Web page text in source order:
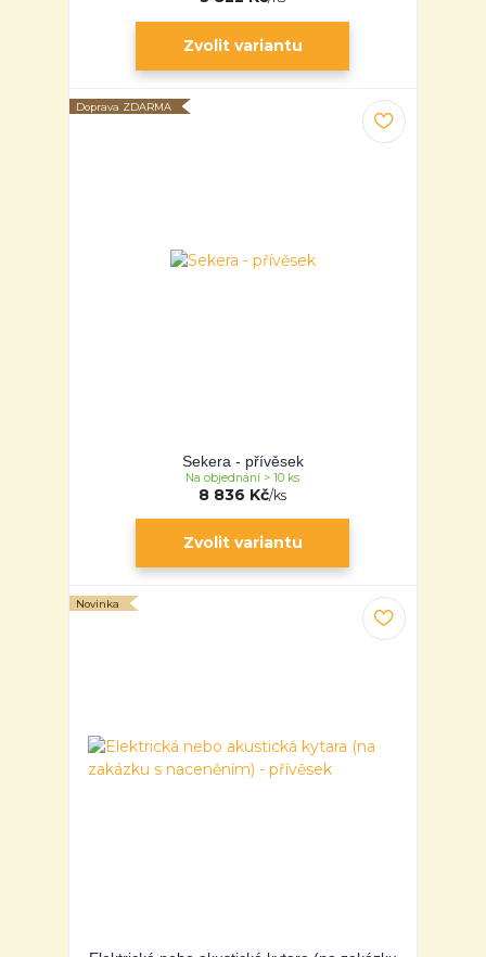
Zvolit variantu
Doprava ZDARMA
Sekera - přívěsek
8 836 Kč/ks
Na objednání > 10 ks
Zvolit variantu
Novinka